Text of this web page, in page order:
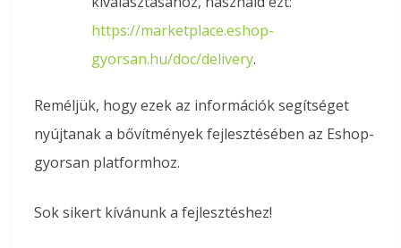
https://marketplace.eshop-
gyorsan.hu/doc/delivery.
Reméljük, hogy ezek az információk segítséget
nyújtanak a bővítmények fejlesztésében az Eshop-
gyorsan platformhoz.
Sok sikert kívánunk a fejlesztéshez!